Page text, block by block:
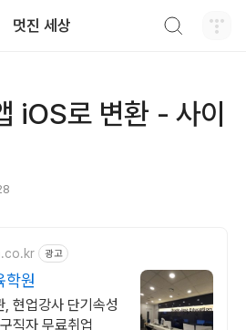
멋진 세상
iOS로 변환 - 사이
광고
학원
현업강사 단기속성
직자 무료취업